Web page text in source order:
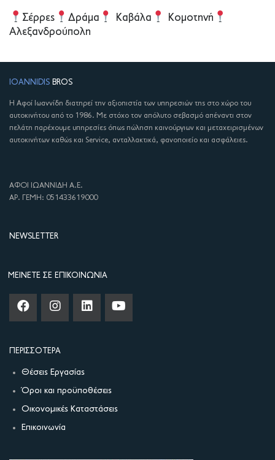
Σέρρες Δράμα Καβάλα
Κομοτηνή
Αλεξανδρούπολη
IOANNIDIS BROS
Η Αφοί Ιωαννίδη διατηρεί την αξιοπιστία των υπηρεσιών της στο χώρο του
αυτοκινήτου από το 1986. Με στόχο τον απόλυτο σεβασμό απέναντι στον
πελάτη παρέχουμε υπηρεσίες όπως πώληση καινούργιων και μεταχειρισμένων
αυτοκινήτων καθώς και Service, ανταλλακτικά, φανοποιείο και ασφάλειες.
ΑΦΟΙ ΙΩΑΝΝΙΔΗ Α.Ε.
ΑΡ. ΓΕΜΗ: 051433619000
NEWSLETTER
ΜΕΊΝΕΤΕ ΣΕ ΕΠΙΚΟΙΝΩΝΊΑ
ΠΕΡΙΣΣΌΤΕΡΑ
Θέσεις Εργασίας
Όροι και προϋποθέσεις
Οικονομικές Καταστάσεις
Επικοινωνία